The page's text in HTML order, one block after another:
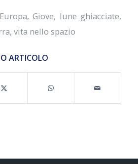
Europa,Giove, lune ghiacciate,
, vita nello spazio
ARTICOLO